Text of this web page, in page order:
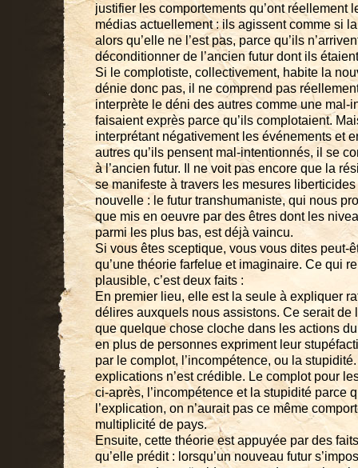
justifier les comportements qu’ont réellement
médias actuellement : ils agissent comme si
alors qu’elle ne l’est pas, parce qu’ils
déconditionner de l’ancien futur dont ils
Si le complotiste, collectivement, habite la
dénie donc pas, il ne comprend pas
interprète le déni des autres comme une mal-
faisaient exprès parce qu’ils complotaient.
interprétant négativement les événements et
autres qu’ils pensent mal-intentionnés, il se
à l’ancien futur. Il ne voit pas encore que la
se manifeste à travers les mesures
nouvelle : le futur transhumaniste, qui nous
que mis en oeuvre par des êtres dont les
parmi les plus bas, est déjà vaincu.
Si vous êtes sceptique, vous vous dites peut-
qu’une théorie farfelue et imaginaire. Ce qui
plausible, c’est deux faits :
En premier lieu, elle est la seule à expliquer
délires auxquels nous assistons. Ce serait de
que quelque chose cloche dans les actions
en plus de personnes expriment leur
par le complot, l’incompétence, ou la
explications n’est crédible. Le complot pour
ci-après, l’incompétence et la stupidité parce
l’explication, on n’aurait pas ce même
multiplicité de pays.
Ensuite, cette théorie est appuyée par des
qu’elle prédit : lorsqu’un nouveau futur